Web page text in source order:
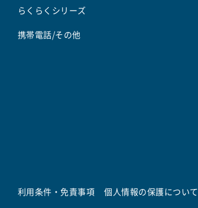
らくらくシリーズ
携帯電話/その他
利用条件・免責事項 個人情報の保護について